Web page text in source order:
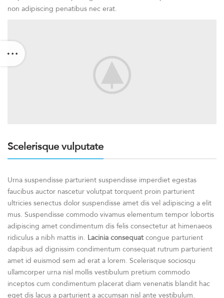
non adipiscing penatibus nec erat.
Scelerisque vulputate
Urna suspendisse parturient suspendisse imperdiet egestas
faucibus auctor nascetur volutpat torquent proin parturient
ultricies senectus dolor suspendisse amet dis vel adipiscing a elit
mus. Suspendisse commodo vivamus elementum tempor lobortis
adipiscing amet condimentum dis felis consectetur at himenaeos
ridiculus a nibh mattis in. Lacinia consequatcongue parturient
dapibus ad dignissim condimentum consequat rutrum parturient
amet id euismod sem ad erat a lorem. Scelerisque sociosqu
ullamcorper urna nisl mollis vestibulum pretium commodo
inceptos cum condimentum placerat diam venenatis blandit hac
eget dis lacus a parturient a accumsan nisl ante vestibulum.